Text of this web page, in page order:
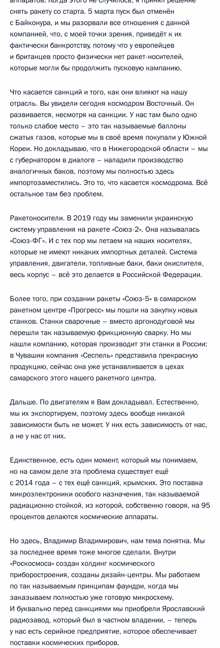
снять ракету со старта. 5 марта пуск был отменён
с Байконура, и мы разорвали все отношения с данной
компанией, что, с моей точки зрения, приведёт к их
фактически банкротству, потому что у европейцев
и британцев просто физически нет ракет-носителей,
которые могли бы продолжить пусковую кампанию.
Что касается санкций и того, как они влияют на нашу
отрасль. Вы увидели сегодня космодром Восточный. Он
развивается, несмотря на санкции. У нас там было одно
только слабое место – это так называемые баллоны
сжатых газов, которые мы в своё время покупали у Южной
Кореи. Но докладываю, что в Нижегородской области – мы
с губернатором в диалоге – наладили производство
аналогичных баков, поэтому мы полностью здесь
импортозаместились. Это то, что касается космодрома. Всё
остальное там без проблем.
Ракетоносители. В 2019 году мы заменили украинскую
систему управления на ракете «Союз-2». Она называлась
«Союз-ФГ». И с тех пор мы летаем на наших носителях,
которые не имеют никаких импортных деталей. Система
управления, двигатели, топливные баки, баки окислителя,
весь корпус – всё это делается в Российской Федерации.
Более того, при создании ракеты «Союз-5» в самарском
ракетном центре «Прогресс» мы пошли на закупку новых
станков. Станки сварочные – вместо аргонодуговой мы
перешли так называемую фрикционную сварку. Но мы
нашли компанию, которая производит эти станки в России:
в Чувашии компания «Сеспель» представила прекрасную
продукцию, сейчас она уже устанавливается в цехах
самарского этого нашего ракетного центра.
Дальше. По двигателям я Вам докладывал. Естественно,
мы их экспортируем, поэтому здесь вообще никакой
зависимости быть не может. У них есть зависимость от нас,
а не у нас от них.
Единственное, есть один момент, который мы понимаем,
но на самом деле эта проблема существует ещё
с 2014 года – с тех ещё санкций, крымских. Это поставка
микроэлектроники особого назначения, так называемой
радиационно стойкой, из которой, собственно говоря, на 95
процентов делаются космические аппараты.
Но здесь, Владимир Владимирович, нам тема понятна. Мы
за последнее время тоже многое сделали. Внутри
«Роскосмоса» создан холдинг космического
приборостроения, созданы дизайн-центры. Мы работаем
по так называемым принципам фаундри, когда мы
заказываем полностью уже готовую микросхему.
И буквально перед санкциями мы приобрели Ярославский
радиозавод, который был в частном владении, – теперь
у нас есть серийное предприятие, которое обеспечивает
поставки космических приборов.